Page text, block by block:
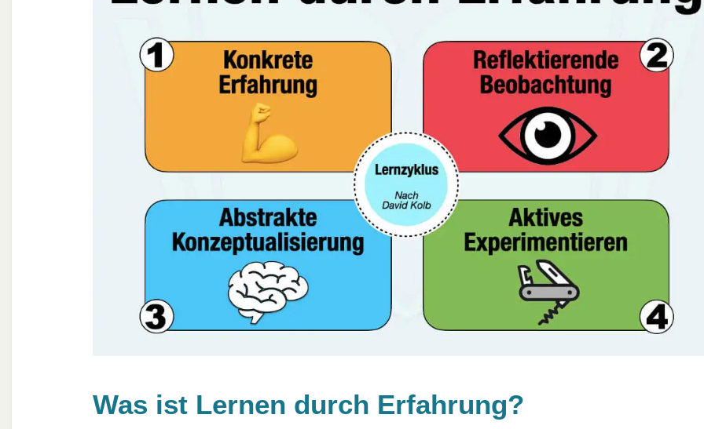
Was ist Lernen durch Erfahrung?